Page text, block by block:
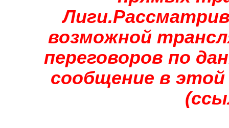
возможной
переговоров по
сообщение в